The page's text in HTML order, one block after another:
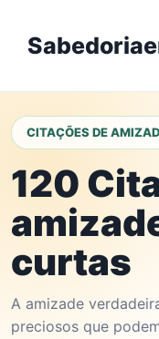
content
CITAÇÕES DE
120
curtas
A amizade
preciosos que